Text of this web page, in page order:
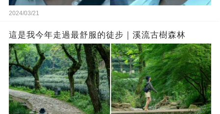
2024/03/21
這是我今年走過最舒服的徒步｜溪流古樹森林